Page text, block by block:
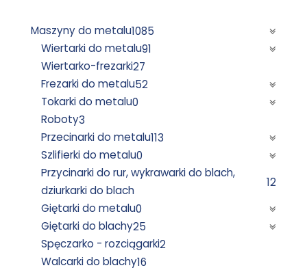
Maszyny do metalu1085
Wiertarki do metalu91
Wiertarko-frezarki27
Frezarki do metalu52
Tokarki do metalu0
Roboty3
Przecinarki do metalu113
Szlifierki do metalu0
Przycinarki do rur, wykrawarki do blach,
dziurkarki do blach
12
Giętarki do metalu0
Giętarki do blachy25
Spęczarko - rozciągarki2
Walcarki do blachy16